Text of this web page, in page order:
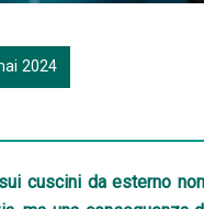
2024
cuscini da esterno